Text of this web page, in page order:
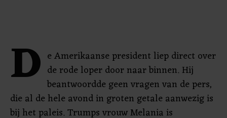
D e Amerikaanse president liep direct over
de rode loper door naar binnen. Hij
beantwoordde geen vragen van de pers,
die al de hele avond in groten getale aanwezig is
bij het paleis. Trumps vrouw Melania is